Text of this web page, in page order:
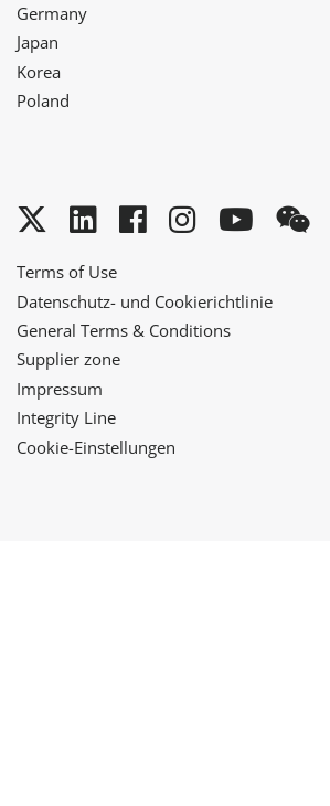
Germany
Japan
Korea
Poland
Twitter
LinkedInFacebook
Instagram
Terms of Use
Datenschutz- und Cookierichtlinie
General Terms & Conditions
Supplier zone
Impressum
Integrity Line
Cookie-Einstellungen